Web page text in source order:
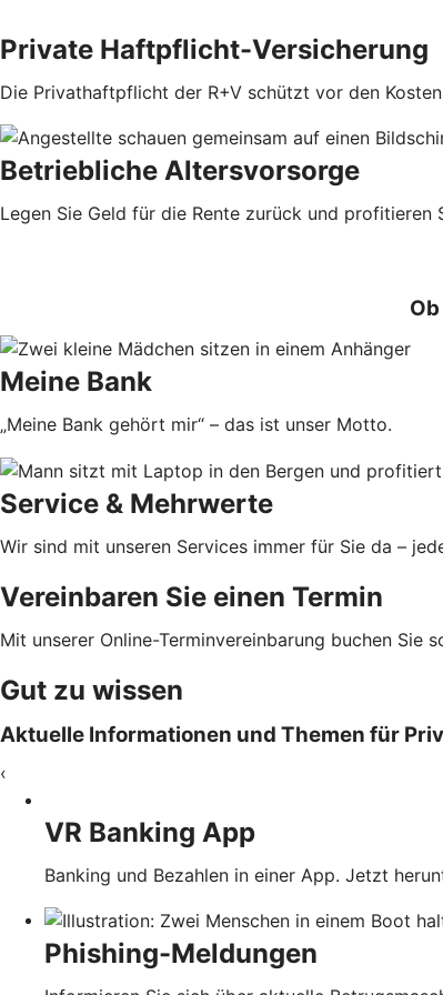
Private Haftpflicht-Versicherung
Die Privathaftpflicht der R+V schützt vor den
Betriebliche Altersvorsorge
Legen Sie Geld für die Rente zurück und profitieren
Meine Bank
„Meine Bank gehört mir“ – das ist unser Motto.
Service & Mehrwerte
Wir sind mit unseren Services immer für Sie da –
Vereinbaren Sie einen Termin
Mit unserer Online-Terminvereinbarung buchen Sie
Gut zu wissen
Aktuelle Informationen und Themen für
‹
VR Banking App
Banking und Bezahlen in einer App. Jetzt
Phishing-Meldungen